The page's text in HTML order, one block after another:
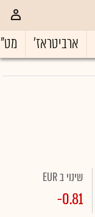
ארביטראז'
שינוי ב EUR
-0.81